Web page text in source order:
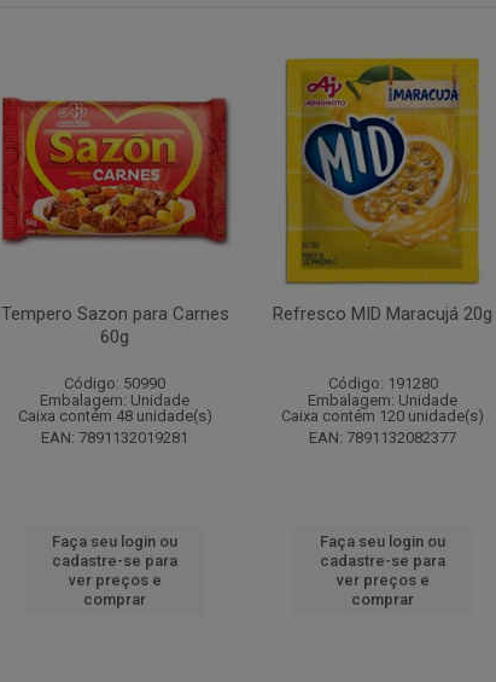
Tempero Sazon para Carnes
60g
Código: 50990
Embalagem: Unidade
Caixa contém 48 unidade(s)
EAN: 7891132019281
Faça seu login ou
cadastre-se para
ver preços e
comprar
Refresco MID Maracujá 20g
Código: 191280
Embalagem: Unidade
Caixa contém 120 unidade(s)
EAN: 7891132082377
Faça seu login ou
cadastre-se para
ver preços e
comprar